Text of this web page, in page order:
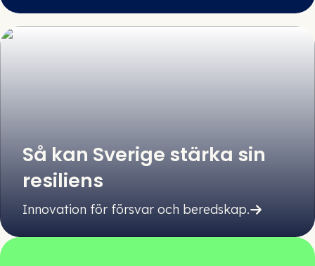
Så kan Sverige stärka sin
resiliens
Innovation för försvar och beredskap.